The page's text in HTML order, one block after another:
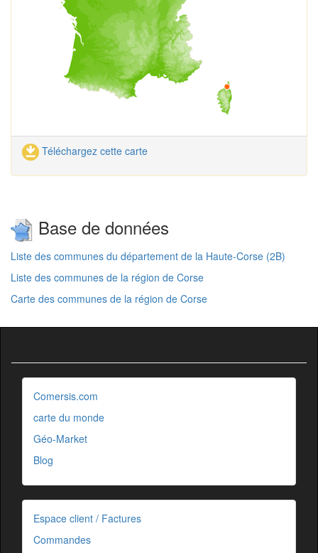
Téléchargez cette carte
Base de données
Liste des communes du département de la Haute-Corse (2B)
Liste des communes de la région de Corse
Carte des communes de la région de Corse
Comersis.com
carte du monde
Géo-Market
Blog
Espace client / Factures
Commandes